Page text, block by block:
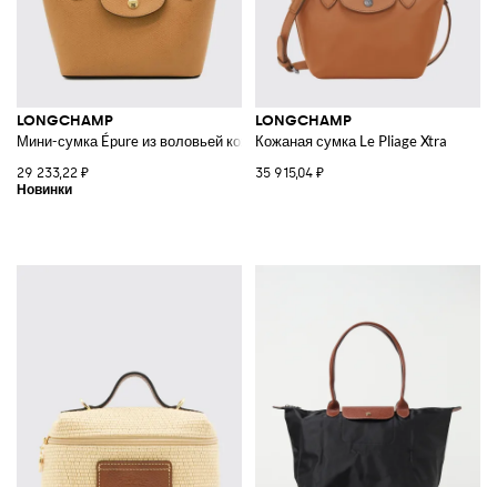
LONGCHAMP
Мини-сумка Épure из воловьей кожи со съемным ремнем
29 233,22 ₽
LONGCHAMP
Кожаная сумка Le Pliage Xtra
35 915,04 ₽